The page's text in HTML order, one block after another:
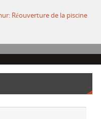
Réouverture de la piscine